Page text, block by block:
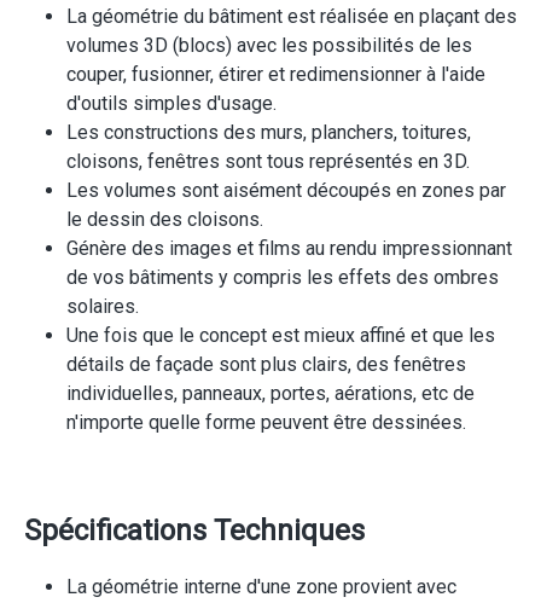
La géométrie du bâtiment est réalisée en plaçant des
volumes 3D (blocs) avec les possibilités de les
couper, fusionner, étirer et redimensionner à l'aide
d'outils simples d'usage.
Les constructions des murs, planchers, toitures,
cloisons, fenêtres sont tous représentés en 3D.
Les volumes sont aisément découpés en zones par
le dessin des cloisons.
Génère des images et films au rendu impressionnant
de vos bâtiments y compris les effets des ombres
solaires.
Une fois que le concept est mieux affiné et que les
détails de façade sont plus clairs, des fenêtres
individuelles, panneaux, portes, aérations, etc de
n'importe quelle forme peuvent être dessinées.
Spécifications Techniques
La géométrie interne d'une zone provient avec